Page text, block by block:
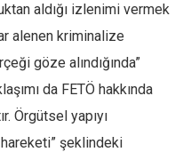
aldığı izlenimi vermek
alenen kriminalize
göze alındığında”
da FETÖ hakkında
Örgütsel yapıyı
şeklindeki